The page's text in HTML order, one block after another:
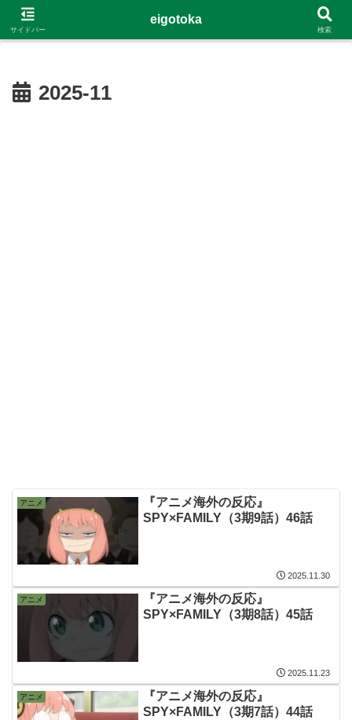
G-4Y8348WE8B
2025-11
アニメ
『アニメ海外の反応』
SPY×FAMILY（3期9話）46話
2025.11.30
アニメ
『アニメ海外の反応』
SPY×FAMILY（3期8話）45話
2025.11.23
アニメ
『アニメ海外の反応』
SPY×FAMILY（3期7話）44話
サイドバー
eigotoka
検索